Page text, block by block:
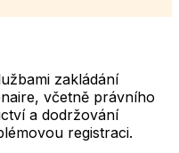
zakládání
včetně právního
a dodržování
registraci.